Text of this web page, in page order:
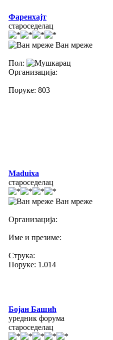
Фаренхајт
староседелац
Ван мреже
Пол:
Организација:
Поруке: 803
Maduixa
староседелац
Ван мреже
Организација:
Име и презиме:
Струка:
Поруке: 1.014
Бојан Башић
уредник форума
староседелац